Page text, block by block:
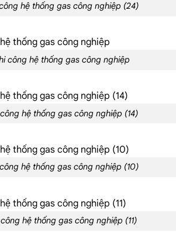
hệ thống gas công nghiệp (24)
công hệ thống gas công nghiệp
hệ thống gas công nghiệp (14)
hệ thống gas công nghiệp (10)
hệ thống gas công nghiệp (11)